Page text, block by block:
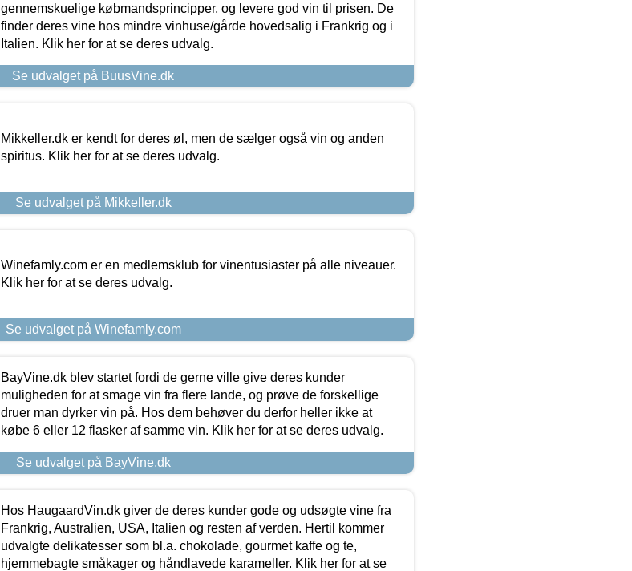
gennemskuelige købmandsprincipper, og levere god vin til prisen. De
finder deres vine hos mindre vinhuse/gårde hovedsalig i Frankrig og i
Italien. Klik her for at se deres udvalg.
Se udvalget på BuusVine.dk
Mikkeller.dk er kendt for deres øl, men de sælger også vin og anden
spiritus. Klik her for at se deres udvalg.
Se udvalget på Mikkeller.dk
Winefamly.com er en medlemsklub for vinentusiaster på alle niveauer.
Klik her for at se deres udvalg.
Se udvalget på Winefamly.com
BayVine.dk blev startet fordi de gerne ville give deres kunder
muligheden for at smage vin fra flere lande, og prøve de forskellige
druer man dyrker vin på. Hos dem behøver du derfor heller ikke at
købe 6 eller 12 flasker af samme vin. Klik her for at se deres udvalg.
Se udvalget på BayVine.dk
Hos HaugaardVin.dk giver de deres kunder gode og udsøgte vine fra
Frankrig, Australien, USA, Italien og resten af verden. Hertil kommer
udvalgte delikatesser som bl.a. chokolade, gourmet kaffe og te,
hjemmebagte småkager og håndlavede karameller. Klik her for at se